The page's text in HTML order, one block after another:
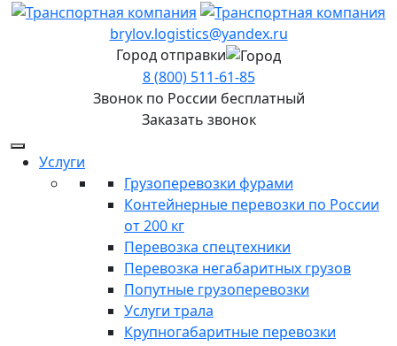
brylov.logistics@yandex.ru
Город отправки
8 (800) 511-61-85
Звонок по России бесплатный
Заказать звонок
Услуги
Грузоперевозки фурами
Контейнерные перевозки по России
от 200 кг
Перевозка спецтехники
Перевозка негабаритных грузов
Попутные грузоперевозки
Услуги трала
Крупногабаритные перевозки